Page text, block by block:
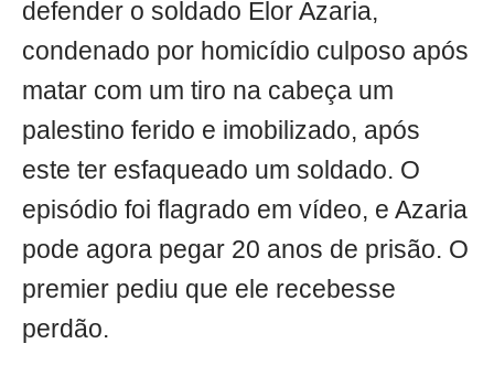
defender o soldado Elor Azaria,
condenado por homicídio culposo após
matar com um tiro na cabeça um
palestino ferido e imobilizado, após
este ter esfaqueado um soldado. O
episódio foi flagrado em vídeo, e Azaria
pode agora pegar 20 anos de prisão. O
premier pediu que ele recebesse
perdão.